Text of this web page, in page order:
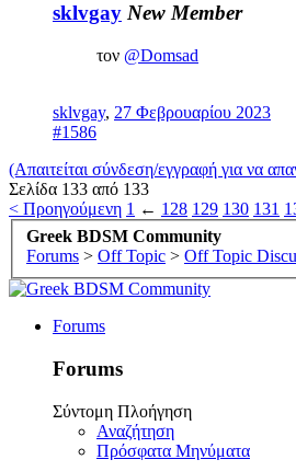
sklvgay New Member
τον @Domsad
sklvgay, 27 Φεβρουαρίου 2023
#1586
(Απαιτείται σύνδεση/εγγραφή για να
Σελίδα 133 από 133
< Προηγούμενη 1 ← 128 129 130 131
Greek BDSM Community
Forums > Off Topic > Off Topic
Forums
Forums
Σύντομη Πλοήγηση
Αναζήτηση
Πρόσφατα Μηνύματα